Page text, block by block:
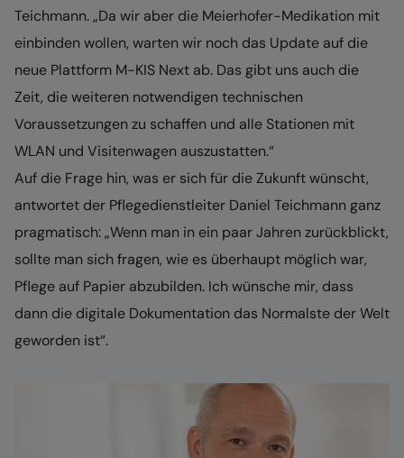
Teichmann. „Da wir aber die Meierhofer-Medikation mit
einbinden wollen, warten wir noch das Update auf die
neue Plattform M-KIS Next ab. Das gibt uns auch die
Zeit, die weiteren notwendigen technischen
Voraussetzungen zu schaffen und alle Stationen mit
WLAN und Visitenwagen auszustatten.“
Auf die Frage hin, was er sich für die Zukunft wünscht,
antwortet der Pflegedienstleiter Daniel Teichmann ganz
pragmatisch: „Wenn man in ein paar Jahren zurückblickt,
sollte man sich fragen, wie es überhaupt möglich war,
Pflege auf Papier abzubilden. Ich wünsche mir, dass
dann die digitale Dokumentation das Normalste der Welt
geworden ist“.